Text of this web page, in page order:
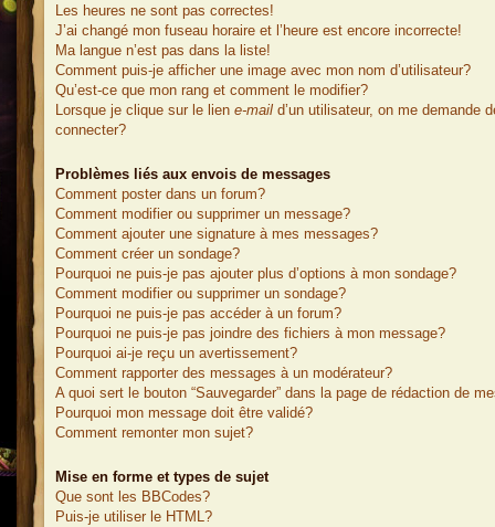
Les heures ne sont pas correctes!
J’ai changé mon fuseau horaire et l’heure est encore incorrecte!
Ma langue n’est pas dans la liste!
Comment puis-je afficher une image avec mon nom d’utilisateur?
Qu’est-ce que mon rang et comment le modifier?
Lorsque je clique sur le lien e-mail d’un utilisateur, on me demande
connecter?
Problèmes liés aux envois de messages
Comment poster dans un forum?
Comment modifier ou supprimer un message?
Comment ajouter une signature à mes messages?
Comment créer un sondage?
Pourquoi ne puis-je pas ajouter plus d’options à mon sondage?
Comment modifier ou supprimer un sondage?
Pourquoi ne puis-je pas accéder à un forum?
Pourquoi ne puis-je pas joindre des fichiers à mon message?
Pourquoi ai-je reçu un avertissement?
Comment rapporter des messages à un modérateur?
A quoi sert le bouton “Sauvegarder” dans la page de rédaction de
Pourquoi mon message doit être validé?
Comment remonter mon sujet?
Mise en forme et types de sujet
Que sont les BBCodes?
Puis-je utiliser le HTML?